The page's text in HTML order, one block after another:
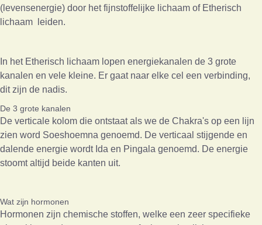
(levensenergie) door het fijnstoffelijke lichaam of Etherisch
lichaam leiden.
In het Etherisch lichaam lopen energiekanalen de 3 grote
kanalen en vele kleine. Er gaat naar elke cel een verbinding,
dit zijn de nadis.
De 3 grote kanalen
De verticale kolom die ontstaat als we de Chakra's op een lijn
zien word Soeshoemna genoemd. De verticaal stijgende en
dalende energie wordt Ida en Pingala genoemd. De energie
stoomt altijd beide kanten uit.
Wat zijn hormonen
Hormonen zijn chemische stoffen, welke een zeer specifieke